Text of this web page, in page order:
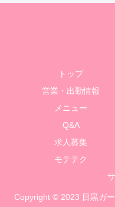
トップ
営業・出勤情報
メニュー
Q&A
求人募集
モテテク
Copyright © 2023 目黒ガ